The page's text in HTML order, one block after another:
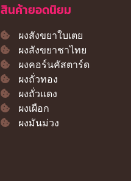
สินค้ายอดนิยม
ผงสังขยาใบเตย
ผงสังขยาชาไทย
ผงคอร์นคัสตาร์ด
ผงถั่วทอง
ผงถั่วแดง
ผงเผือก
ผงมันม่วง